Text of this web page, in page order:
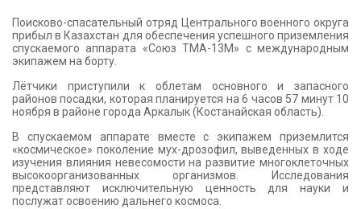
Поисково-спасательный отряд Центрального военного округа
прибыл в Казахстан для обеспечения успешного приземления
спускаемого аппарата «Союз ТМА-13М» с международным
экипажем на борту.
Лётчики приступили к облетам основного и запасного
районов посадки, которая планируется на 6 часов 57 минут 10
ноября в районе города Аркалык (Костанайская область).
В спускаемом аппарате вместе с экипажем приземлится
«космическое» поколение мух-дрозофил, выведенных в ходе
изучения влияния невесомости на развитие многоклеточных
высокоорганизованных организмов. Исследования
представляют исключительную ценность для науки и
послужат освоению дальнего космоса.